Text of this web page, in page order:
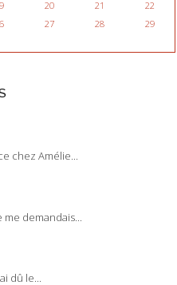
20 21
22
27 28
29
chez Amélie...
demandais...
dû le...